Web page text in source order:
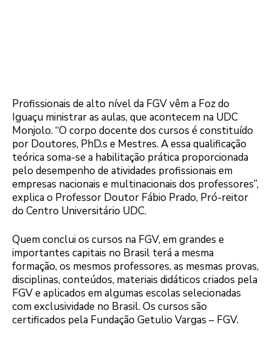
Profissionais de alto nível da FGV vêm a Foz do
Iguaçu ministrar as aulas, que acontecem na UDC
Monjolo. “O corpo docente dos cursos é constituído
por Doutores, PhD.s e Mestres. A essa qualificação
teórica soma-se a habilitação prática proporcionada
pelo desempenho de atividades profissionais em
empresas nacionais e multinacionais dos professores”,
explica o Professor Doutor Fábio Prado, Pró-reitor
do Centro Universitário UDC.
Quem conclui os cursos na FGV, em grandes e
importantes capitais no Brasil terá a mesma
formação, os mesmos professores, as mesmas provas,
disciplinas, conteúdos, materiais didáticos criados pela
FGV e aplicados em algumas escolas selecionadas
com exclusividade no Brasil. Os cursos são
certificados pela Fundação Getulio Vargas – FGV.